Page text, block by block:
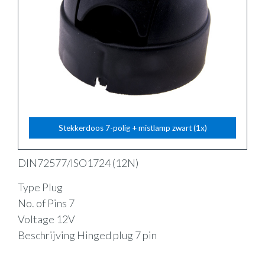
Stekkerdoos 7-polig + mistlamp zwart (1x)
DIN72577/ISO1724 (12N)
Type Plug
No. of Pins 7
Voltage 12V
Beschrijving Hinged plug 7 pin